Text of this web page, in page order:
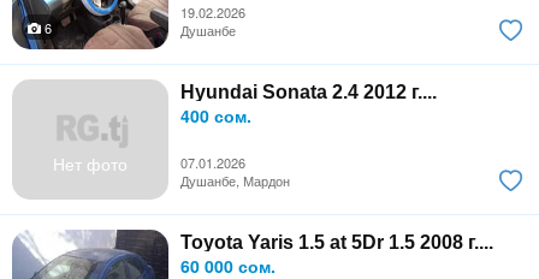
19.02.2026
6
Душанбе
Нет фото
Hyundai Sonata 2.4 2012 г....
400 сом.
07.01.2026
Душанбе, Мардон
Toyota Yaris 1.5 at 5Dr 1.5 2008 г....
60 000 сом.